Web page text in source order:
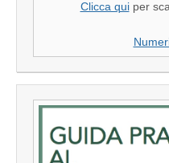
Clicca quiper